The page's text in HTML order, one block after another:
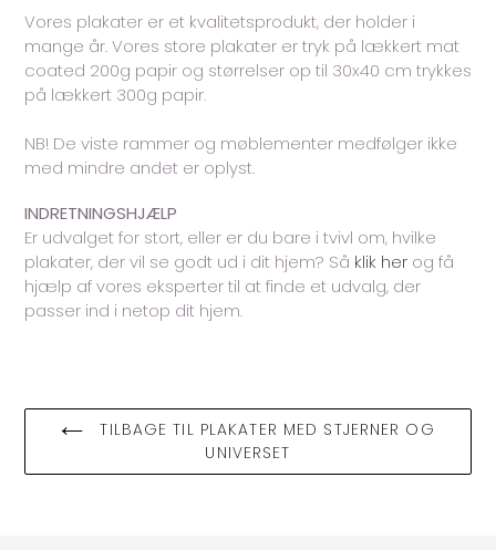
Vores plakater er et kvalitetsprodukt, der holder i
mange år. Vores store plakater er tryk på lækkert mat
coated 200g papir og størrelser op til 30x40 cm trykkes
på lækkert 300g papir.
NB! De viste rammer og møblementer medfølger ikke
med mindre andet er oplyst.
INDRETNINGSHJÆLP
Er udvalget for stort, eller er du bare i tvivl om, hvilke
plakater, der vil se godt ud i dit hjem? Så klik her og få
hjælp af vores eksperter til at finde et udvalg, der
passer ind i netop dit hjem.
TILBAGE TIL PLAKATER MED STJERNER OG
UNIVERSET